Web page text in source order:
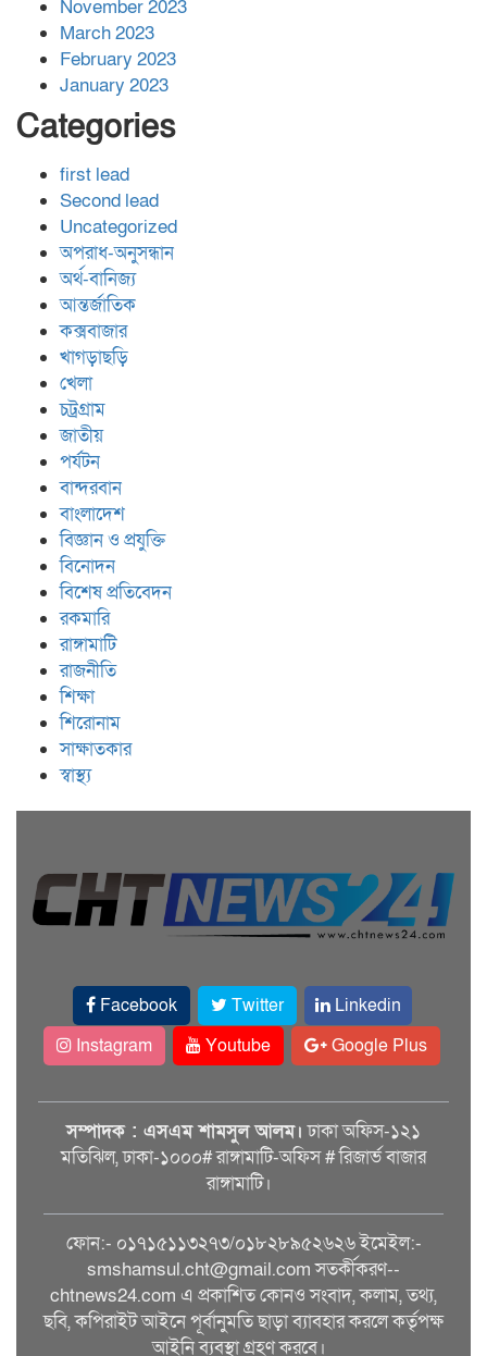
November 2023
March 2023
February 2023
January 2023
Categories
first lead
Second lead
Uncategorized
অপরাধ-অনুসন্ধান
অর্থ-বানিজ্য
আন্তর্জাতিক
কক্সবাজার
খাগড়াছড়ি
খেলা
চট্রগ্রাম
জাতীয়
পর্যটন
বান্দরবান
বাংলাদেশ
বিজ্ঞান ও প্রযুক্তি
বিনোদন
বিশেষ প্রতিবেদন
রকমারি
রাঙ্গামাটি
রাজনীতি
শিক্ষা
শিরোনাম
সাক্ষাতকার
স্বাস্থ্য
Facebook Twitter
Linkedin
Instagram
Youtube Google Plus
সম্পাদক : এসএম শামসুল আলম। ঢাকা অফিস-১২১
মতিঝিল, ঢাকা-১০০০# রাঙ্গামাটি-অফিস # রিজার্ভ বাজার
রাঙ্গামাটি।
ফোন:- ০১৭১৫১১৩২৭৩/০১৮২৮৯৫২৬২৬ ইমেইল:-
smshamsul.cht@gmail.com সতর্কীকরণ--
chtnews24.com এ প্রকাশিত কোনও সংবাদ, কলাম, তথ্য,
ছবি, কপিরাইট আইনে পূর্বানুমতি ছাড়া ব্যাবহার করলে কর্তৃপক্ষ
আইনি ব্যবস্থা গ্রহণ করবে।